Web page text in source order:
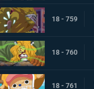
18 - 759
18 - 760
18 - 761